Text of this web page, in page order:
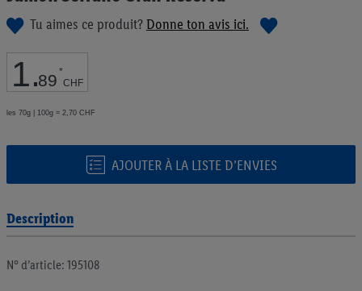
Tu aimes ce produit?Donne ton avis ici.
1.89 *
CHF
les 70g | 100g = 2,70 CHF
AJOUTER À LA LISTE D’ENVIES
la
d’images
Description
N° d’article: 195108